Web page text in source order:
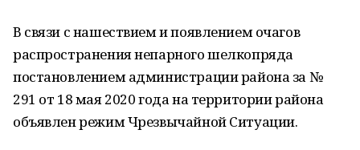
В связи с нашествием и появлением очагов
распространения непарного шелкопряда
постановлением администрации района за №
291 от 18 мая 2020 года на территории района
объявлен режим Чрезвычайной Ситуации.